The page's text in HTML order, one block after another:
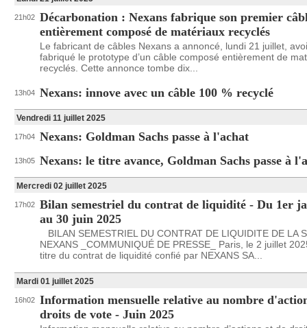
21h02 Décarbonation : Nexans fabrique son premier
entièrement composé de matériaux recyclés
Le fabricant de câbles Nexans a annoncé, lundi 21 juillet,
fabriqué le prototype d’un câble composé entièrement de
recyclés. Cette annonce tombe dix...
13h04 Nexans: innove avec un câble 100 % recyclé
Vendredi 11 juillet 2025
17h04 Nexans: Goldman Sachs passe à l'achat
13h05 Nexans: le titre avance, Goldman Sachs passe à
Mercredi 02 juillet 2025
17h02 Bilan semestriel du contrat de liquidité - Du 1er
au 30 juin 2025
BILAN SEMESTRIEL DU CONTRAT DE LIQUIDITE DE LA
NEXANS _COMMUNIQUÉ DE PRESSE_ Paris, le 2 juillet
titre du contrat de liquidité confié par NEXANS SA...
Mardi 01 juillet 2025
16h02 Information mensuelle relative au nombre
droits de vote - Juin 2025